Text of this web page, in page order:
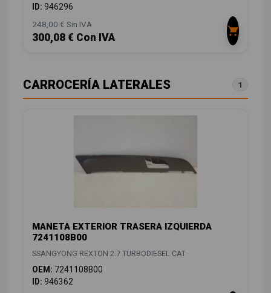
ID: 946296
248,00 € Sin IVA
300,08 € Con IVA
CARROCERÍA LATERALES 1
MANETA EXTERIOR TRASERA IZQUIERDA
7241108B00
SSANGYONG REXTON 2.7 TURBODIESEL CAT
OEM: 7241108B00
ID: 946362